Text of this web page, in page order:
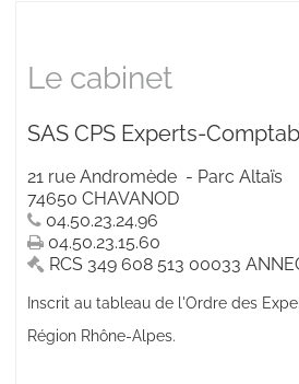
Le cabinet
SAS CPS Experts-
21 rue Andromède - Parc Altaïs
74650 CHAVANOD
04.50.23.24.96
04.50.23.15.60
RCS 349 608 513 00033
Inscrit au tableau de l'Ordre des
Région Rhône-Alpes.